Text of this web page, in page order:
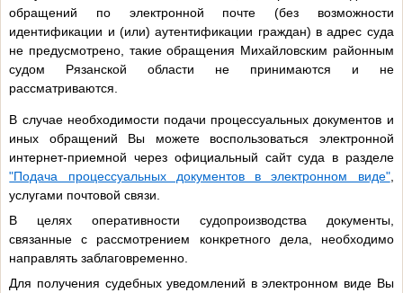
обращений по электронной почте (без возможности
идентификации и (или) аутентификации граждан) в адрес суда
не предусмотрено, такие обращения Михайловским районным
судом Рязанской области не принимаются и не
рассматриваются.
В случае необходимости подачи процессуальных документов и
иных обращений Вы можете воспользоваться электронной
интернет-приемной через официальный сайт суда в разделе
"Подача процессуальных документов в электронном виде",
услугами почтовой связи.
В целях оперативности судопроизводства документы,
связанные с рассмотрением конкретного дела, необходимо
направлять заблаговременно.
Для получения судебных уведомлений в электронном виде Вы